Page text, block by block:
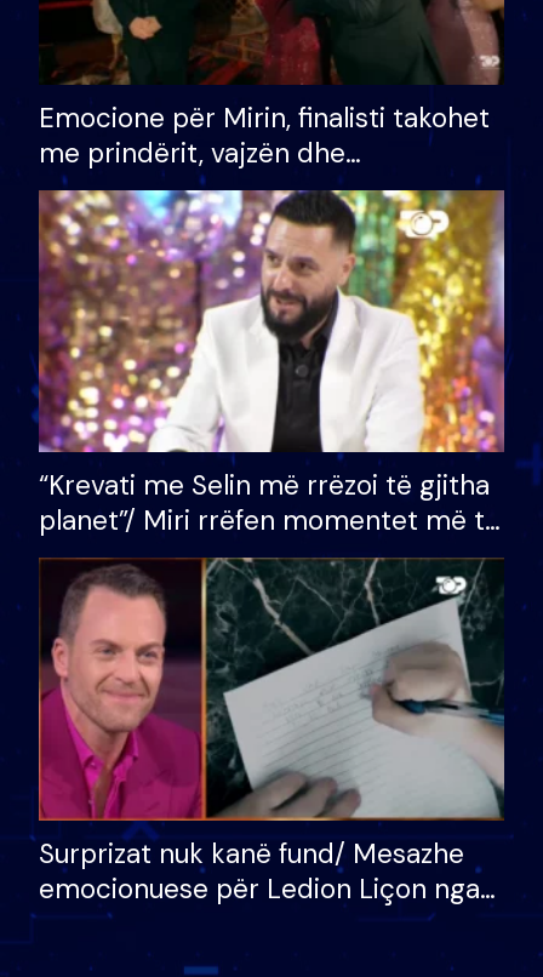
Emocione për Mirin, finalisti takohet
me prindërit, vajzën dhe
bashkëshorten: S’kemi ndonjë letër
divorci apo jo?
“Krevati me Selin më rrëzoi të gjitha
planet”/ Miri rrëfen momentet më të
bukura në shtëpinë e BB VIP: Do më
mungojë zilja e mëngjesit kur…
Surprizat nuk kanë fund/ Mesazhe
emocionuese për Ledion Liçon nga
nëna dhe fëmijët e tij, moderatori
nuk i mban dot lotët: Nuk meritoj…